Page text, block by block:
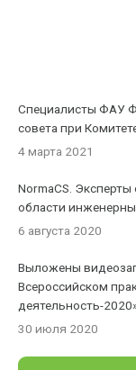
Специалисты ФАУ
совета при
4 марта 2021
NormaCS.
области
6 августа 2020
Выложены
Всероссийском
деятельность-
30 июля 2020